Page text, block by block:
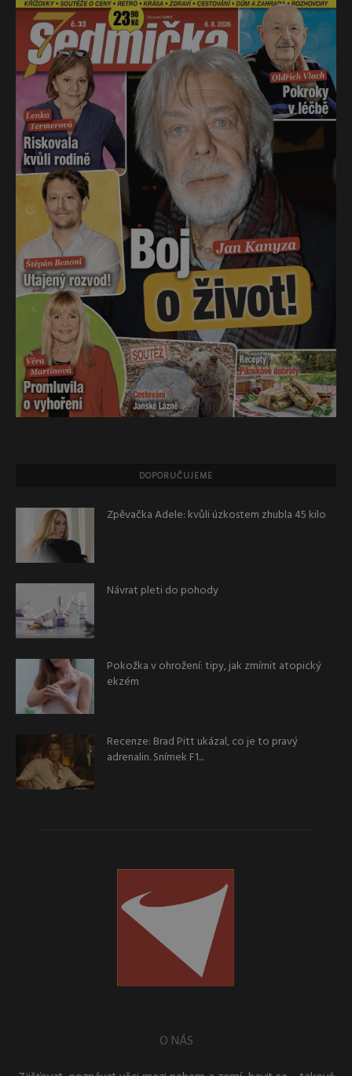
DOPORUČUJEME
Zpěvačka Adele: kvůli úzkostem zhubla 45 kilo
Návrat pleti do pohody
Pokožka v ohrožení: tipy, jak zmírnit atopický
ekzém
Recenze: Brad Pitt ukázal, co je to pravý
adrenalin. Snímek F1...
O NÁS